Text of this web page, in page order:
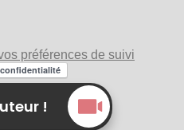
préférences de suivi
!